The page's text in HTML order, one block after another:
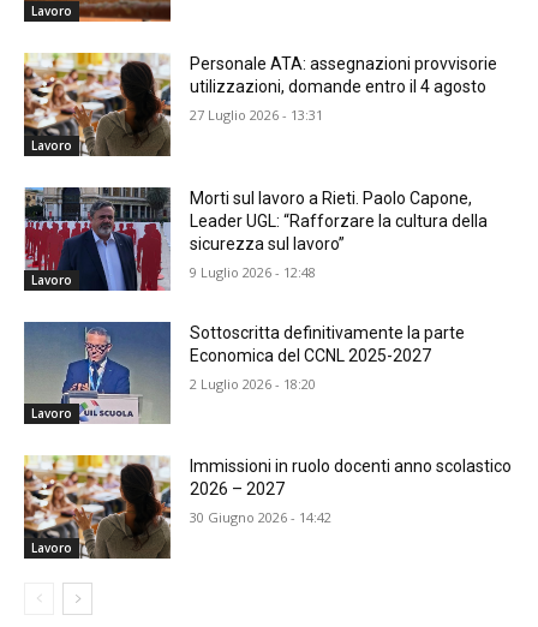
Lavoro
Lavoro
Personale ATA: assegnazioni provvisorie
utilizzazioni, domande entro il 4 agosto
27 Luglio 2026 - 13:31
Lavoro
Morti sul lavoro a Rieti. Paolo Capone,
Leader UGL: “Rafforzare la cultura della
sicurezza sul lavoro”
9 Luglio 2026 - 12:48
Lavoro
Sottoscritta definitivamente la parte
Economica del CCNL 2025-2027
2 Luglio 2026 - 18:20
Lavoro
Immissioni in ruolo docenti anno scolastico
2026 – 2027
30 Giugno 2026 - 14:42